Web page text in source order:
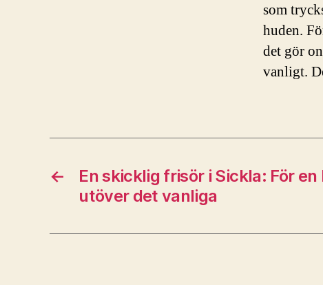
som
huden.
det gör
vanligt.
←
En skicklig frisör i Sickla: För
utöver det vanliga